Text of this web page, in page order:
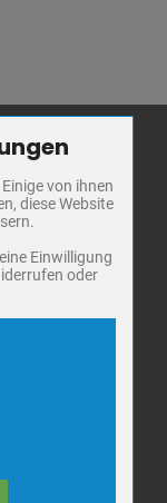
7 20 0
/ Drittanbieter:
Besucher
Cookies.
von ihnen
diese Website
Einwilligung
oder